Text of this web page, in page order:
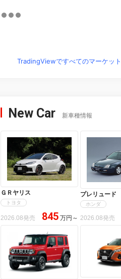
TradingViewですべてのマーケッ
New Car 新車種情報
ＧＲヤリス
トヨタ
2026.08発売 845 万円 ～
プレリュード
ホンダ
2026.08発売